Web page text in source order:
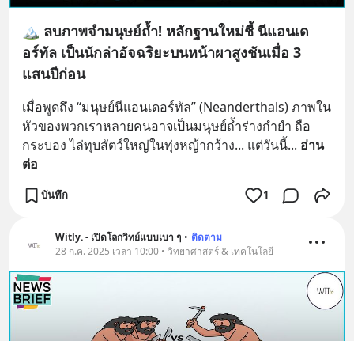
🏔️ ลบภาพจำมนุษย์ถ้ำ! หลักฐานใหม่ชี้ นีแอนเด
อร์ทัล เป็นนักล่าอัจฉริยะบนหน้าผาสูงชันเมื่อ 3
แสนปีก่อน
เมื่อพูดถึง “มนุษย์นีแอนเดอร์ทัล” (Neanderthals) ภาพใน
หัวของพวกเราหลายคนอาจเป็นมนุษย์ถ้ำร่างกำยำ ถือ
กระบอง ไล่ทุบสัตว์ใหญ่ในทุ่งหญ้ากว้าง... แต่วันนี้... อ่าน
ต่อ
บันทึก 1
Witly. - เปิดโลกวิทย์แบบเบา ๆ • ติดตาม
28 ก.ค. 2025 เวลา 10:00 • วิทยาศาสตร์ & เทคโนโลยี